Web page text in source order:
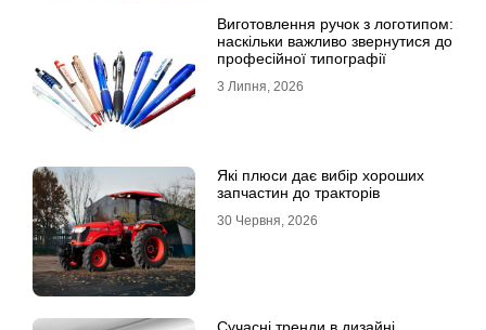
Виготовлення ручок з логотипом:
наскільки важливо звернутися до
професійної типографії
3 Липня, 2026
Які плюси дає вибір хороших
запчастин до тракторів
30 Червня, 2026